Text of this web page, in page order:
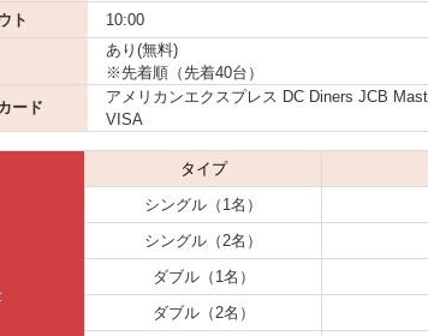
ト
10:00
あり(無料)
※先着順（先着40台）
ード
アメリカンエクスプレス DC Diners JCB
VISA
タイプ
シングル（1名）
シングル（2名）
ダブル（1名）
ダブル（2名）